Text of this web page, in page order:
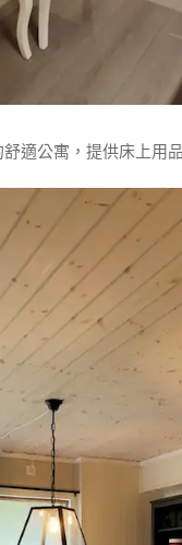
適公寓，提供床上用